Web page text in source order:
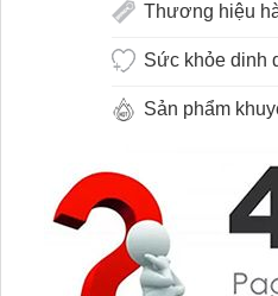
Thương hiệu
Sức khỏe dinh
Sản phẩm